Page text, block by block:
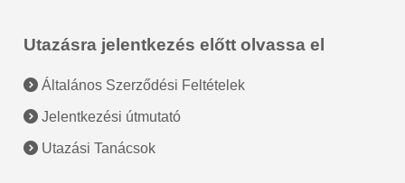
Utazásra jelentkezés előtt olvassa el
Általános Szerződési Feltételek
Jelentkezési útmutató
Utazási Tanácsok